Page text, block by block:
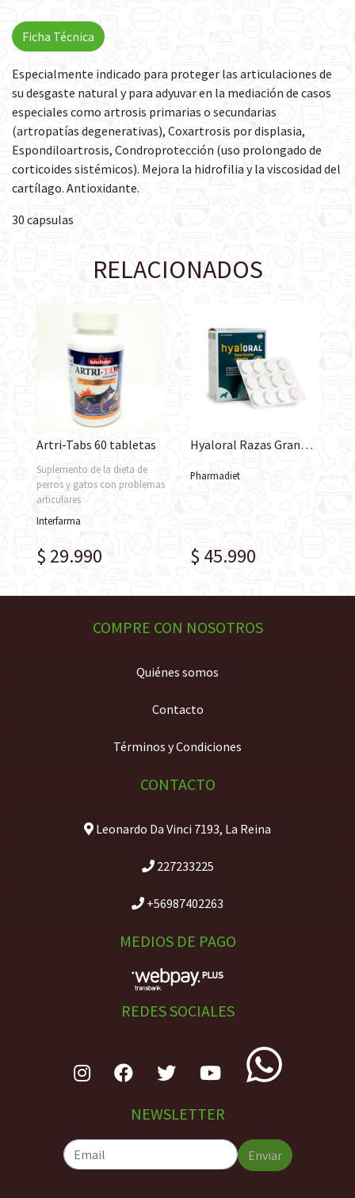
Especialmente indicado para proteger las articulaciones de
su desgaste natural y para adyuvar en la mediación de casos
especiales como artrosis primarias o secundarias
(artropatías degenerativas), Coxartrosis por displasia,
Espondiloartrosis, Condroprotección (uso prolongado de
corticoides sistémicos). Mejora la hidrofilia y la viscosidad del
cartílago. Antioxidante.
30 capsulas
Ficha Técnica
RELACIONADOS
Artri-Tabs 60 tabletas
Suplemento de la dieta de
perros y gatos con problemas
articulares
Interfarma
$ 29.990
Hyaloral Razas Grandes y Gigantes Desde 20 kg
Pharmadiet
$ 45.990
COMPRE CON NOSOTROS
Quiénes somos
Contacto
Términos y Condiciones
CONTACTO
Leonardo Da Vinci 7193, La Reina
227233225
+56987402263
MEDIOS DE PAGO
REDES SOCIALES
NEWSLETTER
Enviar